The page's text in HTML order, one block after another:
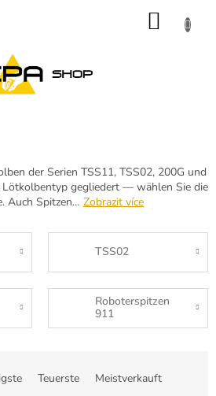
der Serien TSS11, TSS02, 200G und
Lötkolbentyp gegliedert — wählen Sie die
Auch Spitzen… Zobrazit více
TSS02
Roboterspitzen
911
Teuerste Meistverkauft